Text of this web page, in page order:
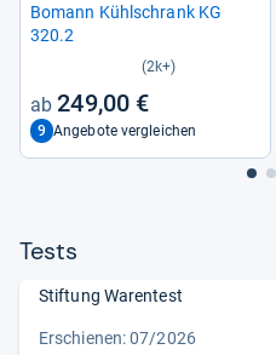
Bomann Kühl­schrank KG
320.2
(2k+)
249,00 €
9 Angebote vergleichen
Tests
Stiftung Warentest
Erschienen:07/2026